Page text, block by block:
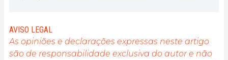
l'engagement de sensibiliser et d'informer le grand
public sur cet écosystème en constante évolution.
Mon objectif est de permettre à chacun de mieux
comprendre la blockchain et de saisir les
AVISO LEGAL
As opiniões e declarações expressas neste artigo
são de responsabilidade exclusiva do autor e não